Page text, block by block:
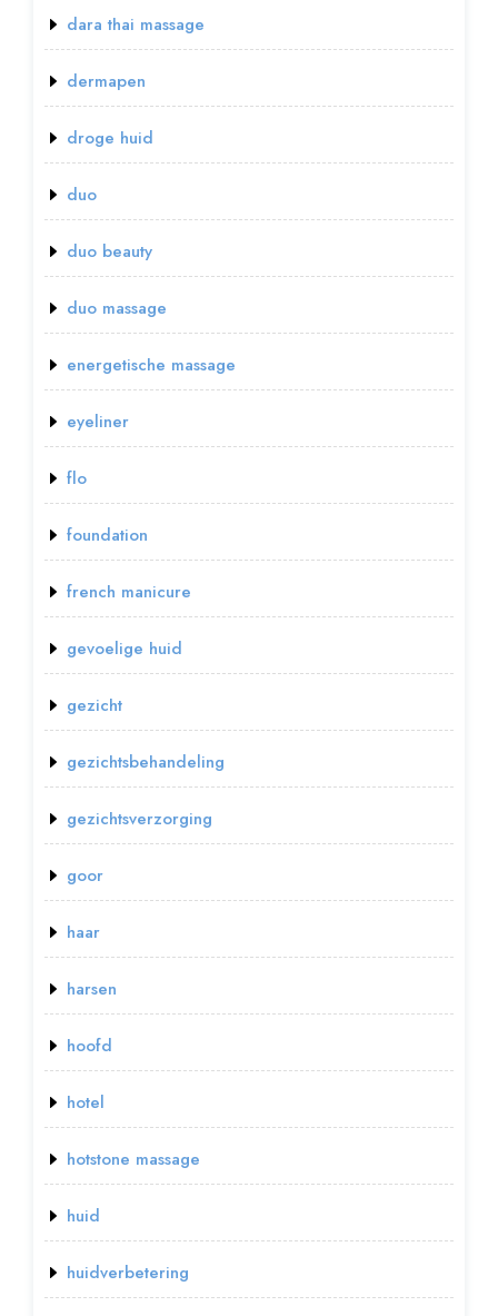
dara thai massage
dermapen
droge huid
duo
duo beauty
duo massage
energetische massage
eyeliner
flo
foundation
french manicure
gevoelige huid
gezicht
gezichtsbehandeling
gezichtsverzorging
goor
haar
harsen
hoofd
hotel
hotstone massage
huid
huidverbetering